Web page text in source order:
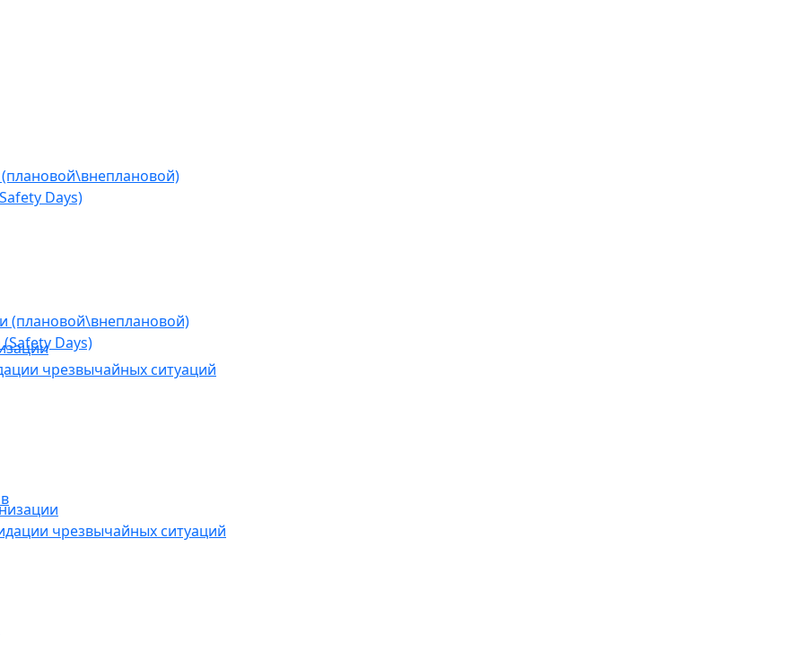
Days)
чрезвычайных ситуаций
(плановой\внеплановой)
Days)
чрезвычайных ситуаций